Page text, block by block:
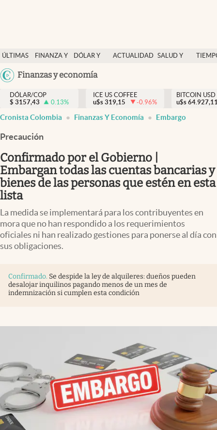
ÚLTIMAS
NOTICIAS
FINANZA Y
DÓLAR Y
ACTUALIDAD SALUD Y
México
Finanzas y economía
Salud y nutrición
Vida espiritual
Actualidad
Colombia
DÓLAR/COP
$ 3157,43 0.13%
ICE US COFFEE
u$s 319,15 -0.96%
BITCOIN USD
u$s
Cronista Colombia Finanzas Y Economía Embargo
Precaución
Confirmado por el Gobierno |
Embargan todas las cuentas bancarias y
bienes de las personas que estén en esta
lista
La medida se implementará para los contribuyentes en
mora que no han respondido a los requerimientos
oficiales ni han realizado gestiones para ponerse al día con
sus obligaciones.
Confirmado. Se despide la ley de alquileres: dueños pueden
desalojar inquilinos pagando menos de un mes de
indemnización si cumplen esta condición